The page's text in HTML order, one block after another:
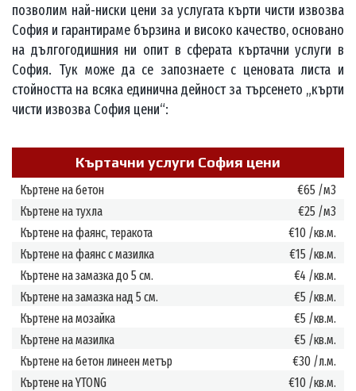
позволим най-ниски цени за услугата кърти чисти извозва
София и гарантираме бързина и високо качество, основано
на дългогодишния ни опит в сферата къртачни услуги в
София. Тук може да се запознаете с ценовата листа и
стойността на всяка единична дейност за търсенето „кърти
чисти извозва София цени“:
Къртачни услуги София цени
Къртене на бетон
€65 /м3
Къртене на тухла
€25 /м3
Къртене на фаянс, теракота
€10 /кв.м.
Къртене на фаянс с мазилка
€15 /кв.м.
Къртене на замазка до 5 см.
€4 /кв.м.
Къртене на замазка над 5 см.
€5 /кв.м.
Къртене на мозайка
€5 /кв.м.
Къртене на мазилка
€5 /кв.м.
Къртене на бетон линеен метър
€30 /л.м.
Къртене на YTONG
€10 /кв.м.